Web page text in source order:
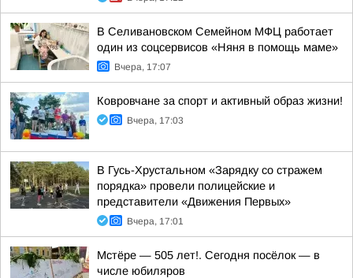
В Селивановском Семейном МФЦ работает
один из соцсервисов «Няня в помощь маме»
Вчера, 17:07
Ковровчане за спорт и активный образ жизни!
Вчера, 17:03
В Гусь-Хрустальном «Зарядку со стражем
порядка» провели полицейские и
представители «Движения Первых»
Вчера, 17:01
Мстёре — 505 лет!. Сегодня посёлок — в
числе юбиляров